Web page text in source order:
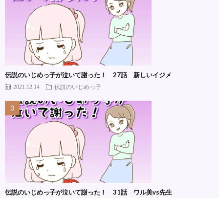
伝説のいじめっ子が泣いて謝った！ 27話 新しいイジメ
2021.12.14 伝説のいじめっ子
伝説のいじめっ子が泣いて謝った！ 31話 ワル美vs先生